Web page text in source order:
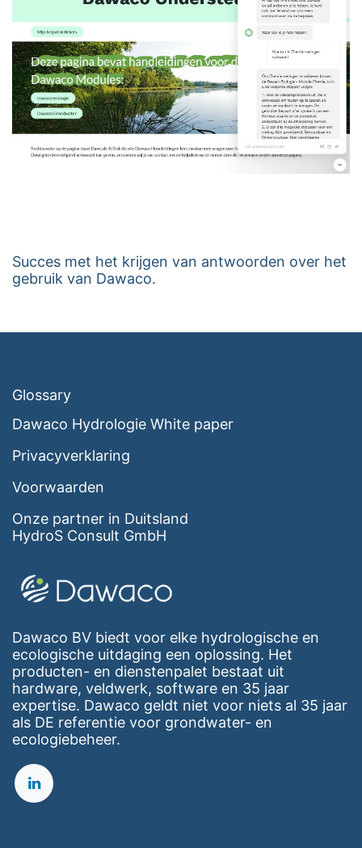
Succes met het krijgen van antwoorden over het
gebruik van Dawaco.
Glossary
Dawaco Hydrologie White paper
Privacyverklaring
Voorwaarden
Onze partner in Duitsland
HydroS Consult GmbH
Dawaco BV biedt voor elke hydrologische en
ecologische uitdaging een oplossing. Het
producten- en dienstenpalet bestaat uit
hardware, veldwerk, software en 35 jaar
expertise. Dawaco geldt niet voor niets al 35 jaar
als DE referentie voor grondwater- en
ecologiebeheer.